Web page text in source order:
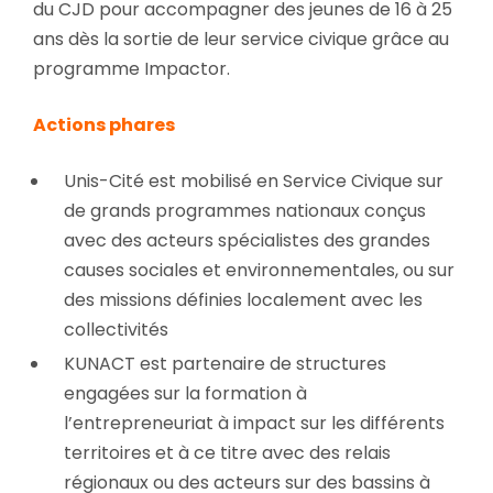
du CJD pour accompagner des jeunes de 16 à 25
ans dès la sortie de leur service civique grâce au
programme Impactor.
Actions phares
Unis-Cité est mobilisé en Service Civique sur
de grands programmes nationaux conçus
avec des acteurs spécialistes des grandes
causes sociales et environnementales, ou sur
des missions définies localement avec les
collectivités
KUNACT est partenaire de structures
engagées sur la formation à
l’entrepreneuriat à impact sur les différents
territoires et à ce titre avec des relais
régionaux ou des acteurs sur des bassins à